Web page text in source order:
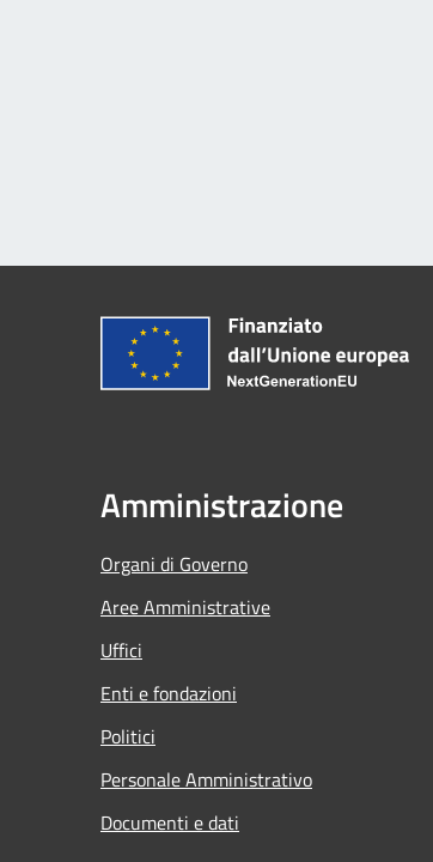
Amministrazione
Organi di Governo
Aree Amministrative
Uffici
Enti e fondazioni
Politici
Personale Amministrativo
Documenti e dati